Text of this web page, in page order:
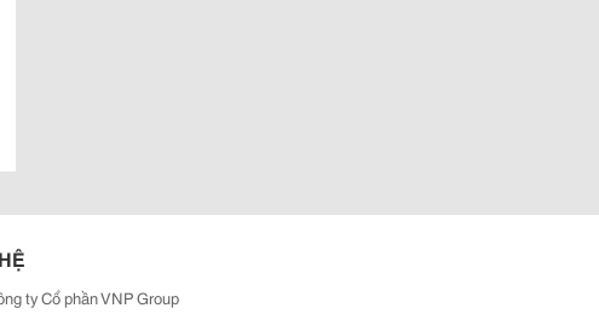
ty Cổ phần VNP Group